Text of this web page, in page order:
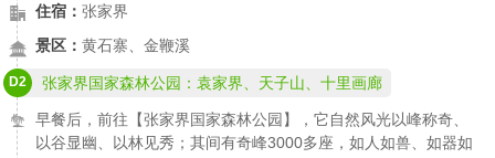
住宿： 张家界
景区： 黄石寨、金鞭溪
D2 张家界国家森林公园：袁家界、天子山、十里画廊
早餐后，前往【张家界国家森林公园】，它自然风光以峰称奇、
以谷显幽、以林见秀；其间有奇峰3000多座，如人如兽、如器如